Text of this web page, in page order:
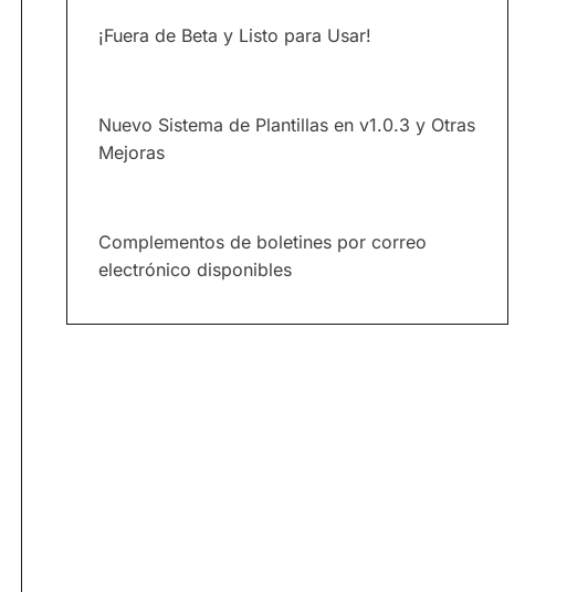
¡Fuera de Beta y Listo para Usar!
Nuevo Sistema de Plantillas en v1.0.3 y Otras
Mejoras
Complementos de boletines por correo
electrónico disponibles